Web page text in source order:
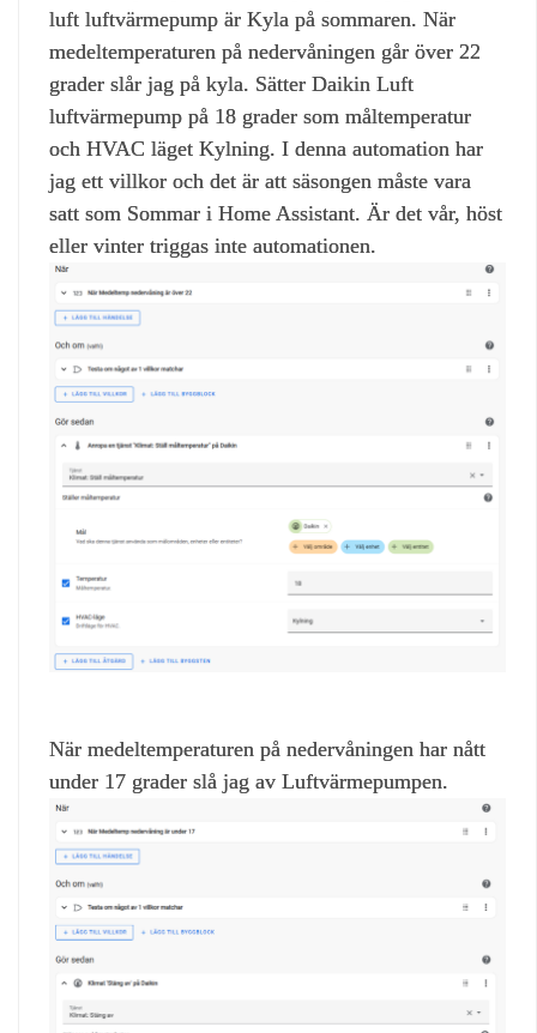
luft luftvärmepump är Kyla på sommaren. När
medeltemperaturen på nedervåningen går över 22
grader slår jag på kyla. Sätter Daikin Luft
luftvärmepump på 18 grader som måltemperatur
och HVAC läget Kylning. I denna automation har
jag ett villkor och det är att säsongen måste vara
satt som Sommar i Home Assistant. Är det vår, höst
eller vinter triggas inte automationen.
När medeltemperaturen på nedervåningen har nått
under 17 grader slå jag av Luftvärmepumpen.